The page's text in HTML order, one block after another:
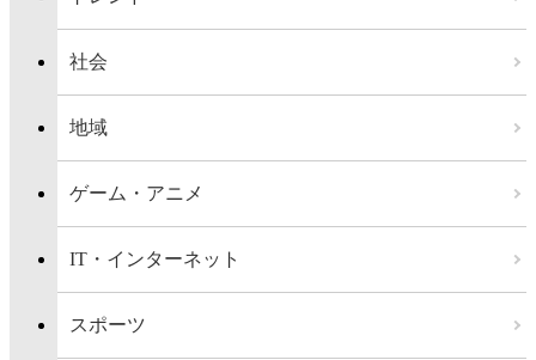
社会
地域
ゲーム・アニメ
IT・インターネット
スポーツ